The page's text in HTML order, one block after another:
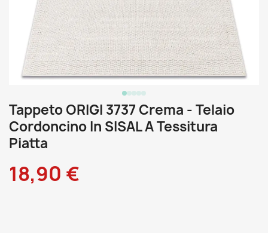
Tappeto ORIGI 3737 Crema - Telaio
Cordoncino In SISAL A Tessitura
Piatta
18,90 €